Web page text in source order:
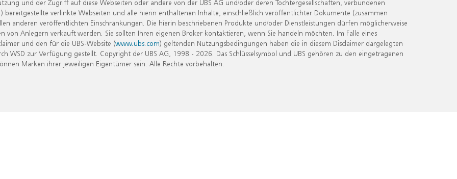
und der Zugriff auf diese Webseiten oder andere von der UBS AG und/oder deren Tochtergesellschaften, verbundenen
verlinkte Webseiten und alle hierin enthaltenen Inhalte, einschließlich veröffentlichter Dokumente (zusammen
anderen veröffentlichten Einschränkungen. Die hierin beschriebenen Produkte und/oder Dienstleistungen dürfen möglicherweise
Anlegern verkauft werden. Sie sollten Ihren eigenen Broker kontaktieren, wenn Sie handeln möchten. Im Falle eines
und den für die UBS-Website (www.ubs.com) geltenden Nutzungsbedingungen haben die in diesem Disclaimer dargelegten
zur Verfügung gestellt. Copyright der UBS AG, 1998 - 2026. Das Schlüsselsymbol und UBS gehören zu den eingetragenen
Marken ihrer jeweiligen Eigentümer sein. Alle Rechte vorbehalten.